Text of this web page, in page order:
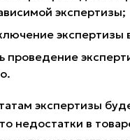
экспертизы;
экспертизы
проведение
экспертизы
недостатки в